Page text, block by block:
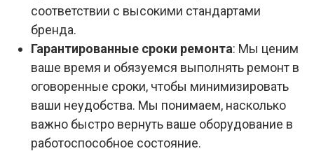
соответствии с высокими стандартами
бренда.
Гарантированные сроки ремонта: Мы ценим
ваше время и обязуемся выполнять ремонт в
оговоренные сроки, чтобы минимизировать
ваши неудобства. Мы понимаем, насколько
важно быстро вернуть ваше оборудование в
работоспособное состояние.